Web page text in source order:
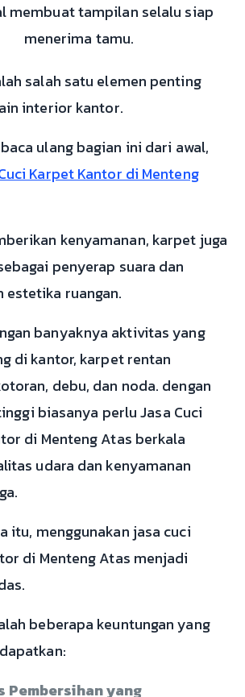
membuat tampilan selalu siap
menerima tamu.
salah satu elemen penting
interior kantor.
ulang bagian ini dari awal,
Karpet Kantor di Menteng
kenyamanan, karpet juga
penyerap suara dan
estetika ruangan.
banyaknya aktivitas yang
di kantor, karpet rentan
debu, dan noda. dengan
biasanya perlu Jasa Cuci
di Menteng Atas berkala
udara dan kenyamanan
itu, menggunakan jasa cuci
di Menteng Atas menjadi
beberapa keuntungan yang
Pembersihan yang